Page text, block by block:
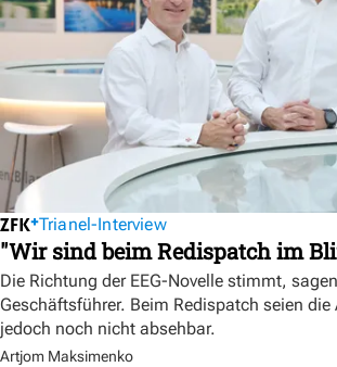
Trianel-Interview
"Wir sind beim Redispatch im
Die Richtung der EEG-Novelle stimmt,
Geschäftsführer. Beim Redispatch seien die
jedoch noch nicht absehbar.
Artjom Maksimenko